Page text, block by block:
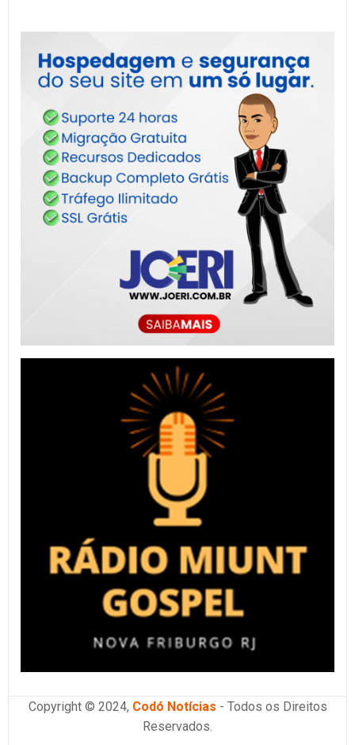
Copyright © 2024, Codó Notícias - Todos os Direitos
Reservados.